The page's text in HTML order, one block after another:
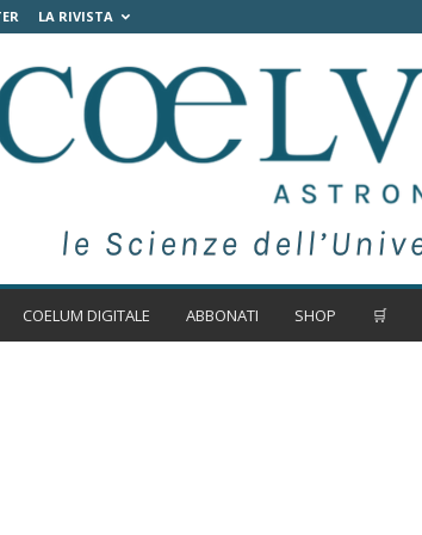
LA RIVISTA
COELUM DIGITALE ABBONATI SHOP 🛒